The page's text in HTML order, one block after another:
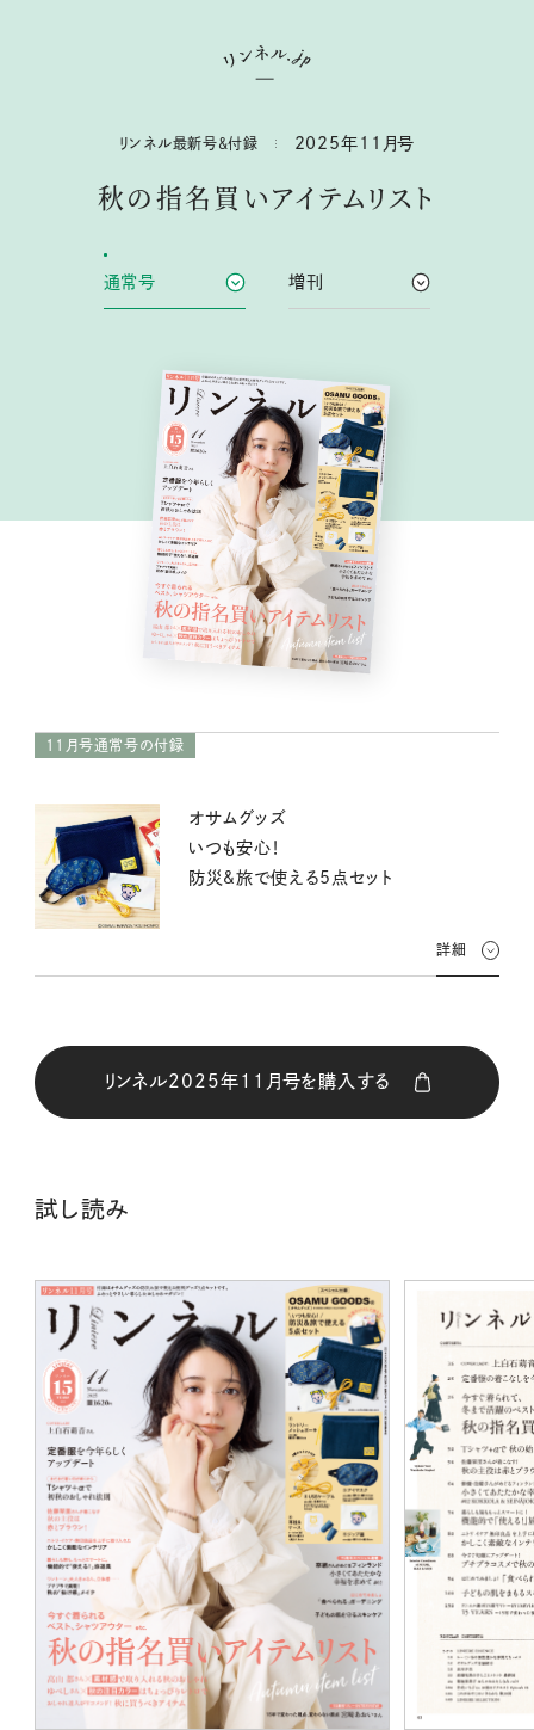
リンネル最新号&付録 2025年 11 月号
秋の指名買いアイテムリスト
通常号 増刊
11月号通常号の付録
オサムグッズ
いつも安心！
防災&旅で使える5点セット
詳細
リンネル2025年11月号を購入する
試し読み